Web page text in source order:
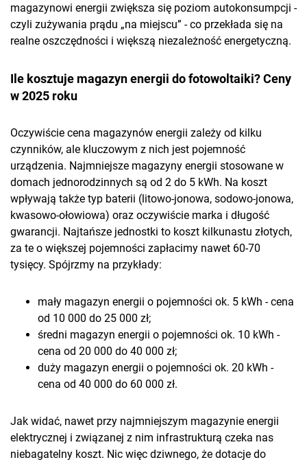
magazynowi energii zwiększa się poziom autokonsumpcji -
czyli zużywania prądu „na miejscu” - co przekłada się na
realne oszczędności i większą niezależność energetyczną.
Ile kosztuje magazyn energii do fotowoltaiki? Ceny
w 2025 roku
Oczywiście cena magazynów energii zależy od kilku
czynników, ale kluczowym z nich jest pojemność
urządzenia. Najmniejsze magazyny energii stosowane w
domach jednorodzinnych są od 2 do 5 kWh. Na koszt
wpływają także typ baterii (litowo-jonowa, sodowo-jonowa,
kwasowo-ołowiowa) oraz oczywiście marka i długość
gwarancji. Najtańsze jednostki to koszt kilkunastu złotych,
za te o większej pojemności zapłacimy nawet 60-70
tysięcy. Spójrzmy na przykłady:
mały magazyn energii o pojemności ok. 5 kWh - cena
od 10 000 do 25 000 zł;
średni magazyn energii o pojemności ok. 10 kWh -
cena od 20 000 do 40 000 zł;
duży magazyn energii o pojemności ok. 20 kWh -
cena od 40 000 do 60 000 zł.
Jak widać, nawet przy najmniejszym magazynie energii
elektrycznej i związanej z nim infrastrukturą czeka nas
niebagatelny koszt. Nic więc dziwnego, że dotacje do